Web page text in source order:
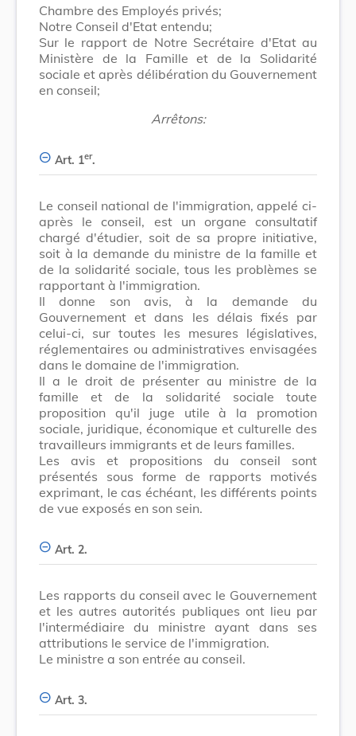
Chambre des Employés privés;
Notre Conseil d'Etat entendu;
Sur le rapport de Notre Secrétaire d'Etat au
Ministère de la Famille et de la Solidarité
sociale et après délibération du Gouvernement
en conseil;
Arrêtons:
Art. 1er.
Le conseil national de l'immigration, appelé ci-
après le conseil, est un organe consultatif
chargé d'étudier, soit de sa propre initiative,
soit à la demande du ministre de la famille et
de la solidarité sociale, tous les problèmes se
rapportant à l'immigration.
Il donne son avis, à la demande du
Gouvernement et dans les délais fixés par
celui-ci, sur toutes les mesures législatives,
réglementaires ou administratives envisagées
dans le domaine de l'immigration.
Il a le droit de présenter au ministre de la
famille et de la solidarité sociale toute
proposition qu'il juge utile à la promotion
sociale, juridique, économique et culturelle des
travailleurs immigrants et de leurs familles.
Les avis et propositions du conseil sont
présentés sous forme de rapports motivés
exprimant, le cas échéant, les différents points
de vue exposés en son sein.
Art. 2.
Les rapports du conseil avec le Gouvernement
et les autres autorités publiques ont lieu par
l'intermédiaire du ministre ayant dans ses
attributions le service de l'immigration.
Le ministre a son entrée au conseil.
Art. 3.